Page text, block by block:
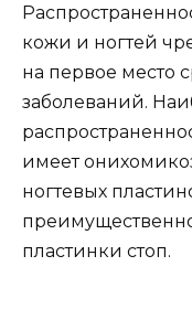
кожи и ногтей
на первое место
заболеваний.
имеет
ногтевых
пластинки стоп.